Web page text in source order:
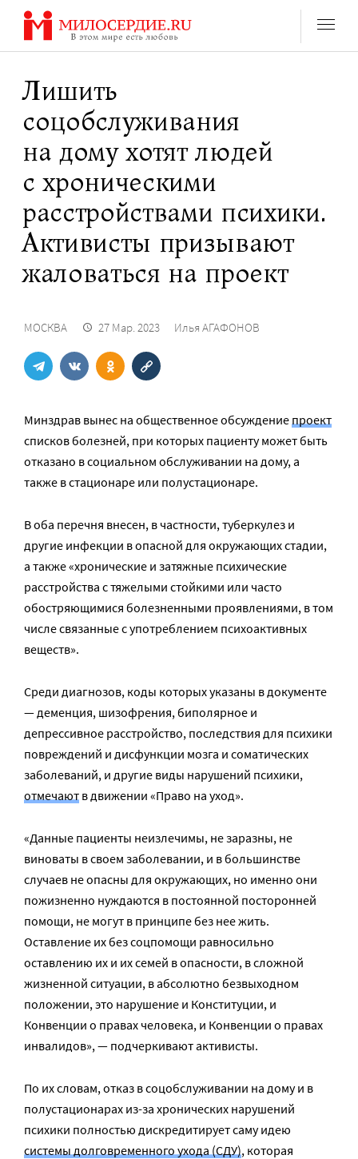
Перейти
содержанию
Лишить
соцобслуживания
на дому хотят людей
с хроническими
расстройствами психики.
Активисты призывают
жаловаться на проект
МОСКВА 27 Мар. 2023 Илья АГАФОНОВ
Минздрав вынес на общественное обсуждениепроект
списков болезней, при которых пациенту может быть
отказано в социальном обслуживании на дому, а
также в стационаре или полустационаре.
В оба перечня внесен, в частности, туберкулез и
другие инфекции в опасной для окружающих стадии,
а также «хронические и затяжные психические
расстройства с тяжелыми стойкими или часто
обостряющимися болезненными проявлениями, в том
числе связанные с употреблением психоактивных
веществ».
Среди диагнозов, коды которых указаны в документе
— деменция, шизофрения, биполярное и
депрессивное расстройство, последствия для психики
повреждений и дисфункции мозга и соматических
заболеваний, и другие виды нарушений психики,
отмечают в движении «Право на уход».
«Данные пациенты неизлечимы, не заразны, не
виноваты в своем заболевании, и в большинстве
случаев не опасны для окружающих, но именно они
пожизненно нуждаются в постоянной посторонней
помощи, не могут в принципе без нее жить.
Оставление их без соцпомощи равносильно
оставлению их и их семей в опасности, в сложной
жизненной ситуации, в абсолютно безвыходном
положении, это нарушение и Конституции, и
Конвенции о правах человека, и Конвенции о правах
инвалидов», — подчеркивают активисты.
По их словам, отказ в соцобслуживании на дому и в
полустационарах из-за хронических нарушений
психики полностью дискредитирует саму идею
системы долговременного ухода (СДУ), которая